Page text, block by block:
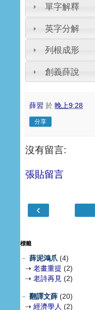
單字解釋
英字分解
列根成形
創義薛說
薛習 於 晚上9:28
分享
沒有留言:
張貼留言
‹
標籤
－ 薛泥鴻爪 (4)
⇢ 老畫重提 (2)
⇢ 老詩再見 (2)
－ 翻譯文薛 (20)
⇢ 經濟學人 (2)